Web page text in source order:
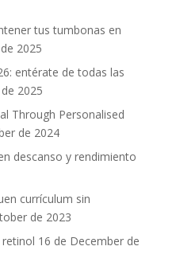
tus tumbonas en
2025
entérate de todas las
2025
Through Personalised
de 2024
descanso y rendimiento
currículum sin
de 2023
16 de December de